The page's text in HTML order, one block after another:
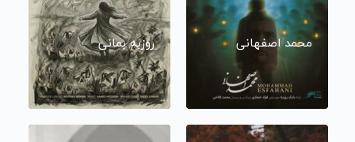
محمد اصفهانی روزبه بمانی